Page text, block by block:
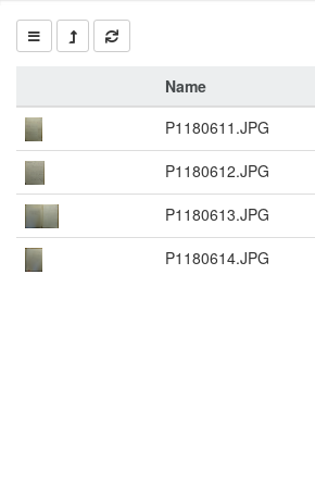
Name
P1180611.JPG
P1180612.JPG
P1180613.JPG
P1180614.JPG